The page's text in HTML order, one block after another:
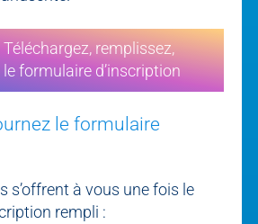
Téléchargez, remplissez,
formulaire d’inscription
le formulaire
s’offrent à vous une fois le
rempli :